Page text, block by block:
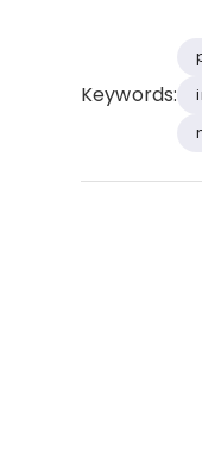
Keywords: